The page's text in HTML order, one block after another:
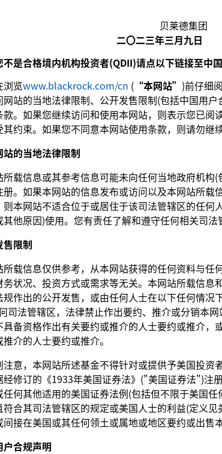
莱德集团
〇二三年三月九日
不是合格境内机构投资者(QDII)请点以下链接至中
浏览www.blackrock.com/cn (“本网站” )前仔细
网站的当地法律限制、公开发售限制(包括中国用
款。如果您继续访问和使用本网站，则表示您已阅
其约束。如果您不同意本网站使用条款，则请勿继
站的当地法律限制
所载信息或其参考信息可能未向任何当地政府机构
册。如果本网站的信息发布或访问以及本网站所载
则本网站不适合位于或居住于该司法管辖区的任何
其他原因)使用。您有责任了解和遵守任何相关司法
售限制
所载信息仅供参考，从本网站获得的任何资料与任
务状况、投资方式或需求等无关。本网站所载信息
规作出的公开发售，或由任何人士在以下任何情况
司法管辖区，法律禁止作出要约、推介或分销本
具备资格作出有关要约或推介的人士要约或推介，
介的人士要约或推介。
注意，本网站所述基金不得针对或提供予美国投资
经修订的《1933年美国证券法》("美国证券法")注
任何其他适用的美国证券法例(包括但不限于美国
符合其司法管辖区的规定或美国人士的利益(定义
间接在美国或其任何领土或属地或地区要约或出售
户合规声明
categories.
Range: -20 to 40.
表现(%) 基准 1
2018 2019 2020 2021 2022 2023
0.18 8.34 -17.12 25.10 4.58 22.58 -1.66
7.41 8.26 -11.64 19.56 -12.91 21.82 -1.08
未能取回投资的全部本金。